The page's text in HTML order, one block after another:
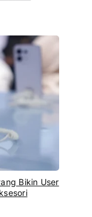
Bikin User